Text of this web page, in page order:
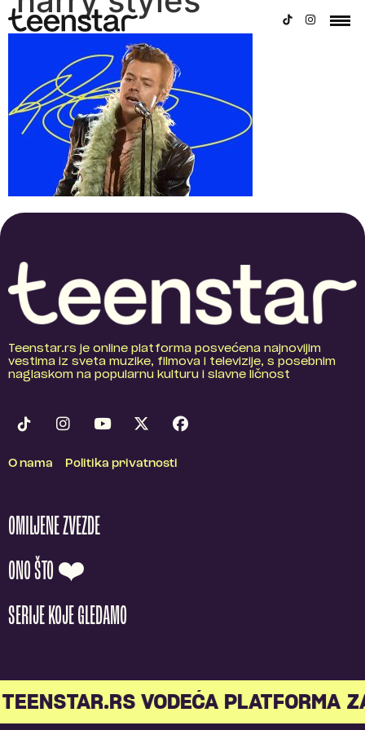
Teenstar.rs je online platforma posvećena najnovijim
vestima iz sveta muzike, filmova i televizije, s posebnim
naglaskom na popularnu kulturu i slavne ličnost
O nama Politika privatnosti
OMILJENE ZVEZDE
ONO ŠTO ❤️
SERIJE KOJE GLEDAMO
TEENSTAR.RS VODEĆA PLATFORMA